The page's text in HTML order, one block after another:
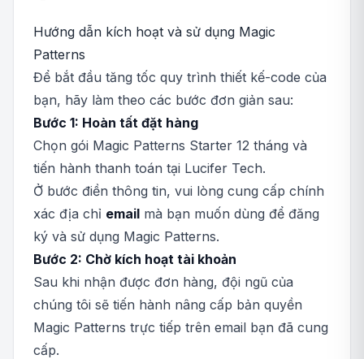
Hướng dẫn kích hoạt và sử dụng Magic
Patterns
Để bắt đầu tăng tốc quy trình thiết kế-code của
bạn, hãy làm theo các bước đơn giản sau:
Bước 1: Hoàn tất đặt hàng
Chọn gói Magic Patterns Starter 12 tháng và
tiến hành thanh toán tại Lucifer Tech.
Ở bước điền thông tin, vui lòng cung cấp chính
xác địa chỉ email mà bạn muốn dùng để đăng
ký và sử dụng Magic Patterns.
Bước 2: Chờ kích hoạt tài khoản
Sau khi nhận được đơn hàng, đội ngũ của
chúng tôi sẽ tiến hành nâng cấp bản quyền
Magic Patterns trực tiếp trên email bạn đã cung
cấp.